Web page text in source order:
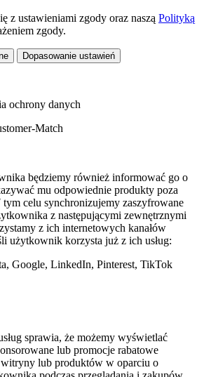
z ustawieniami zgody oraz naszą Polityką
zgody.
Dopasowanie ustawień
ochrony danych
Match
będziemy również informować go o
mu odpowiednie produkty poza
celu synchronizujemy zaszyfrowane
z następującymi zewnętrznymi
z ich internetowych kanałów
użytkownik korzysta już z ich usług:
Google, LinkedIn, Pinterest, TikTok
sprawia, że możemy wyświetlać
lub promocje rabatowe
witryny lub produktów w oparciu o